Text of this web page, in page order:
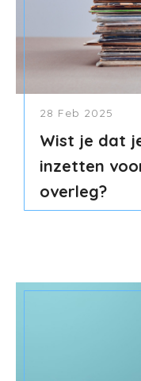
28 Feb 2025
Wist je dat
inzetten
overleg?